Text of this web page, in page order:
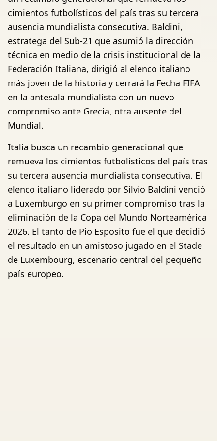
cimientos futbolísticos del país tras su tercera
ausencia mundialista consecutiva. Baldini,
estratega del Sub-21 que asumió la dirección
técnica en medio de la crisis institucional de la
Federación Italiana, dirigió al elenco italiano
más joven de la historia y cerrará la Fecha FIFA
en la antesala mundialista con un nuevo
compromiso ante Grecia, otra ausente del
Mundial.
Italia busca un recambio generacional que
remueva los cimientos futbolísticos del país tras
su tercera ausencia mundialista consecutiva. El
elenco italiano liderado por Silvio Baldini venció
a Luxemburgo en su primer compromiso tras la
eliminación de la Copa del Mundo Norteamérica
2026. El tanto de Pio Esposito fue el que decidió
el resultado en un amistoso jugado en el Stade
de Luxembourg, escenario central del pequeño
país europeo.